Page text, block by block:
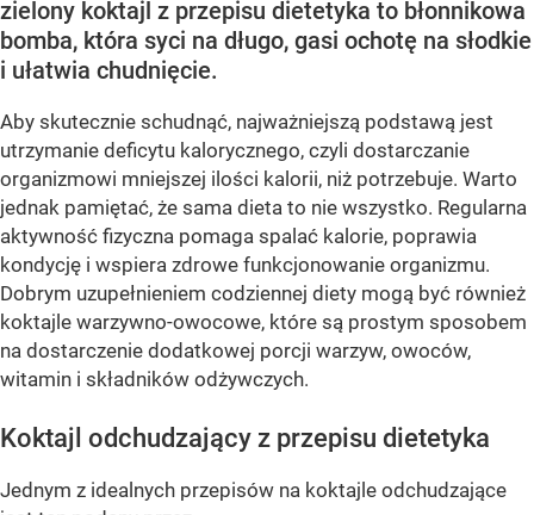
zielony koktajl z przepisu dietetyka to błonnikowa
bomba, która syci na długo, gasi ochotę na słodkie
i ułatwia chudnięcie.
Aby skutecznie schudnąć, najważniejszą podstawą jest
utrzymanie deficytu kalorycznego, czyli dostarczanie
organizmowi mniejszej ilości kalorii, niż potrzebuje. Warto
jednak pamiętać, że sama dieta to nie wszystko. Regularna
aktywność fizyczna pomaga spalać kalorie, poprawia
kondycję i wspiera zdrowe funkcjonowanie organizmu.
Dobrym uzupełnieniem codziennej diety mogą być również
koktajle warzywno-owocowe, które są prostym sposobem
na dostarczenie dodatkowej porcji warzyw, owoców,
witamin i składników odżywczych.
Koktajl odchudzający z przepisu dietetyka
Jednym z idealnych przepisów na koktajle odchudzające